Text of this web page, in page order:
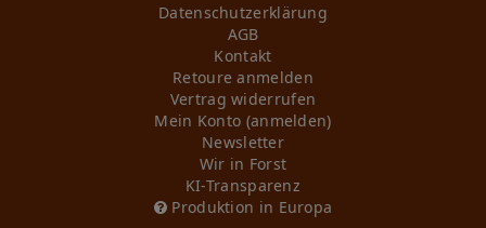
Daten­schutz­erklärung
AGB
Kontakt
Retoure anmelden
Vertrag widerrufen
Mein Konto (anmelden)
Newsletter
Wir in Forst
KI-Transparenz
Produktion in Europa